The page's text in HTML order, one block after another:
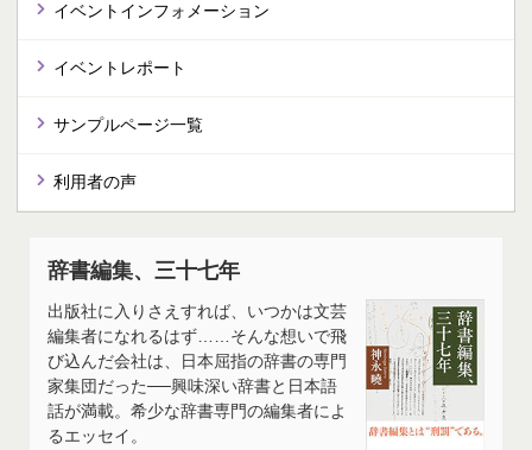
イベントインフォメーション
イベントレポート
サンプルページ一覧
利用者の声
辞書編集、三十七年
出版社に入りさえすれば、いつかは文芸
編集者になれるはず……そんな想いで飛
び込んだ会社は、日本屈指の辞書の専門
家集団だった──興味深い辞書と日本語
話が満載。希少な辞書専門の編集者によ
るエッセイ。